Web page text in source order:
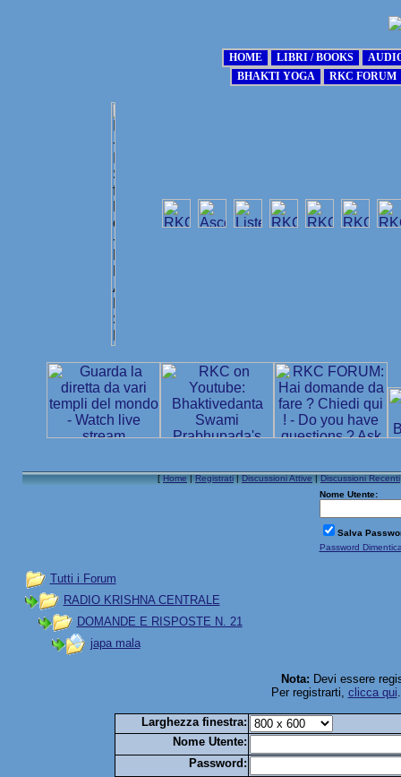
[Home|Registrati|Discussioni Attive|Discussioni Recenti
Nome Utente:
Salva
Password
Tutti i Forum
RADIO KRISHNA CENTRALE
DOMANDE E RISPOSTE N. 21
japa mala
Nota: Devi essere
Per registrarti, clicca qui
Larghezza finestra:
Nome Utente:
Password: